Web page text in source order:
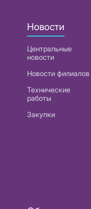
Новости
Центральные
новости
Новости филиалов
Технические
работы
Закупки